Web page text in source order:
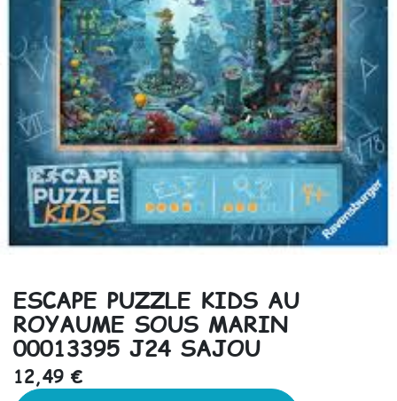
ESCAPE PUZZLE KIDS AU
ROYAUME SOUS MARIN
00013395 J24 SAJOU
12,49 €